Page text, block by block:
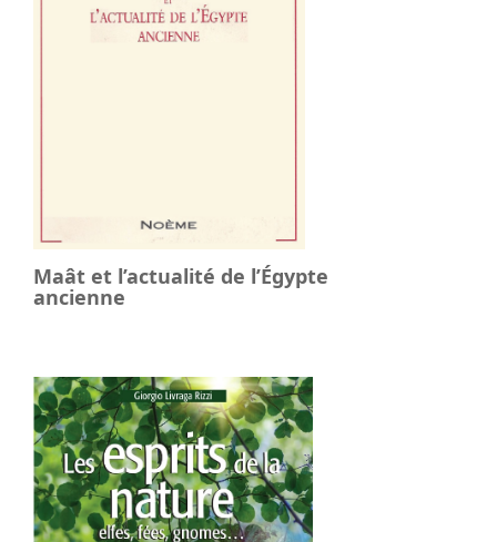
Maât et l’actualité de l’Égypte
ancienne